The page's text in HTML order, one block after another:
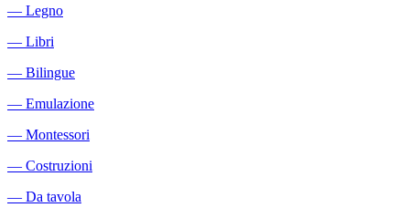
― Legno
― Libri
― Bilingue
― Emulazione
― Montessori
― Costruzioni
― Da tavola